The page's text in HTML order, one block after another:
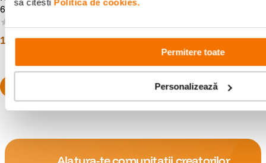
Permitere toate
Personalizează
67mm
17999 lei
Densitate Variabila ND2-32
86499 lei